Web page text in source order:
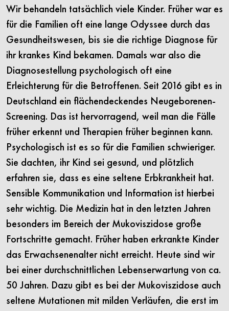
Wir behandeln tatsächlich viele Kinder. Früher war es
für die Familien oft eine lange Odyssee durch das
Gesundheitswesen, bis sie die richtige Diagnose für
ihr krankes Kind bekamen. Damals war also die
Diagnosestellung psychologisch oft eine
Erleichterung für die Betroffenen. Seit 2016 gibt es in
Deutschland ein flächendeckendes Neugeborenen-
Screening. Das ist hervorragend, weil man die Fälle
früher erkennt und Therapien früher beginnen kann.
Psychologisch ist es so für die Familien schwieriger.
Sie dachten, ihr Kind sei gesund, und plötzlich
erfahren sie, dass es eine seltene Erbkrankheit hat.
Sensible Kommunikation und Information ist hierbei
sehr wichtig. Die Medizin hat in den letzten Jahren
besonders im Bereich der Mukoviszidose große
Fortschritte gemacht. Früher haben erkrankte Kinder
das Erwachsenenalter nicht erreicht. Heute sind wir
bei einer durchschnittlichen Lebenserwartung von ca.
50 Jahren. Dazu gibt es bei der Mukoviszidose auch
seltene Mutationen mit milden Verläufen, die erst im